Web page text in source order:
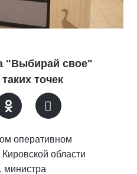
"Выбирай свое"
точек
оперативном
области
министра